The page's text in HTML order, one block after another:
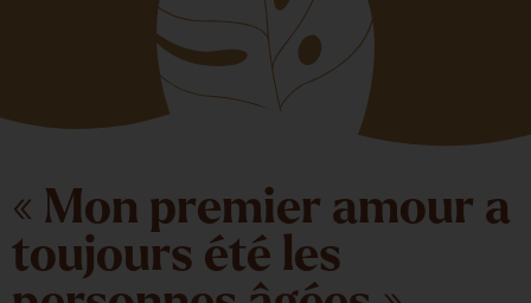
« Mon premier amour a
toujours été les